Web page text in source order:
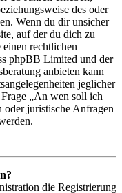
des oder
Wenn du dir unsicher
auf der du dich zu
rechtlichen
phpBB Limited und der
anbieten kann
jeglicher
„An wen soll ich
oder juristische Anfragen
die Registrierung